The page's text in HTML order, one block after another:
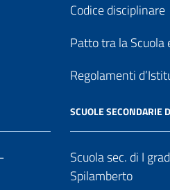
Codice disciplinare
Patto tra la Scuola
Regolamenti
SCUOLE SECONDARIE
Scuola sec. di I
Spilamberto